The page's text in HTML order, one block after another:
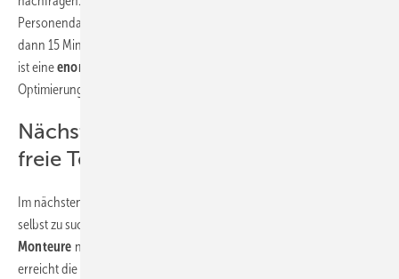
Personendaten, Gerätedaten und so weiter. Die Eingabe, die früher
dann 15 Minuten gedauert hat, dauert heute ein bis zwei Minuten. Das
ist eineenorme Erleichterung
Optimierung seiner Abläufe.
Nächster Schritt: Kunden suchen
freie Termine selbst
Im nächsten Schritt will er den Kunden anbieten, sich den Termin
selbst zu suchen. Dabei ist dann allerdings wichtig, dass die
Monteure nicht im Zickzack durch die Landschaft fahren. Das
erreicht die Anwendung, indem je Gebiet nur